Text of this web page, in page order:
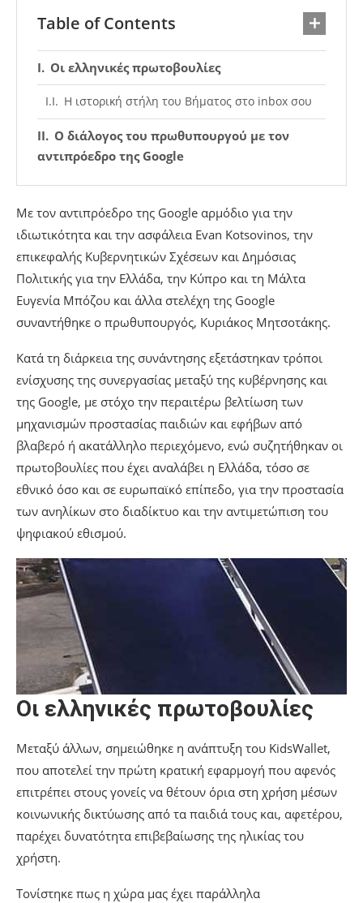
Table of Contents
Οι ελληνικές πρωτοβουλίες
Η ιστορική στήλη του Βήματος στο inbox σου
Ο διάλογος του πρωθυπουργού με τον
αντιπρόεδρο της Google
Με τον αντιπρόεδρο της Google αρμόδιο για την
ιδιωτικότητα και την ασφάλεια Evan Kotsovinos, την
επικεφαλής Κυβερνητικών Σχέσεων και Δημόσιας
Πολιτικής για την Ελλάδα, την Κύπρο και τη Μάλτα
Ευγενία Μπόζου και άλλα στελέχη της Google
συναντήθηκε ο πρωθυπουργός, Κυριάκος Μητσοτάκης.
Κατά τη διάρκεια της συνάντησης εξετάστηκαν τρόποι
ενίσχυσης της συνεργασίας μεταξύ της κυβέρνησης και
της Google, με στόχο την περαιτέρω βελτίωση των
μηχανισμών προστασίας παιδιών και εφήβων από
βλαβερό ή ακατάλληλο περιεχόμενο, ενώ συζητήθηκαν οι
πρωτοβουλίες που έχει αναλάβει η Ελλάδα, τόσο σε
εθνικό όσο και σε ευρωπαϊκό επίπεδο, για την προστασία
των ανηλίκων στο διαδίκτυο και την αντιμετώπιση του
ψηφιακού εθισμού.
Οι ελληνικές πρωτοβουλίες
Μεταξύ άλλων, σημειώθηκε η ανάπτυξη του KidsWallet,
που αποτελεί την πρώτη κρατική εφαρμογή που αφενός
επιτρέπει στους γονείς να θέτουν όρια στη χρήση μέσων
κοινωνικής δικτύωσης από τα παιδιά τους και, αφετέρου,
παρέχει δυνατότητα επιβεβαίωσης της ηλικίας του
χρήστη.
Τονίστηκε πως η χώρα μας έχει παράλληλα